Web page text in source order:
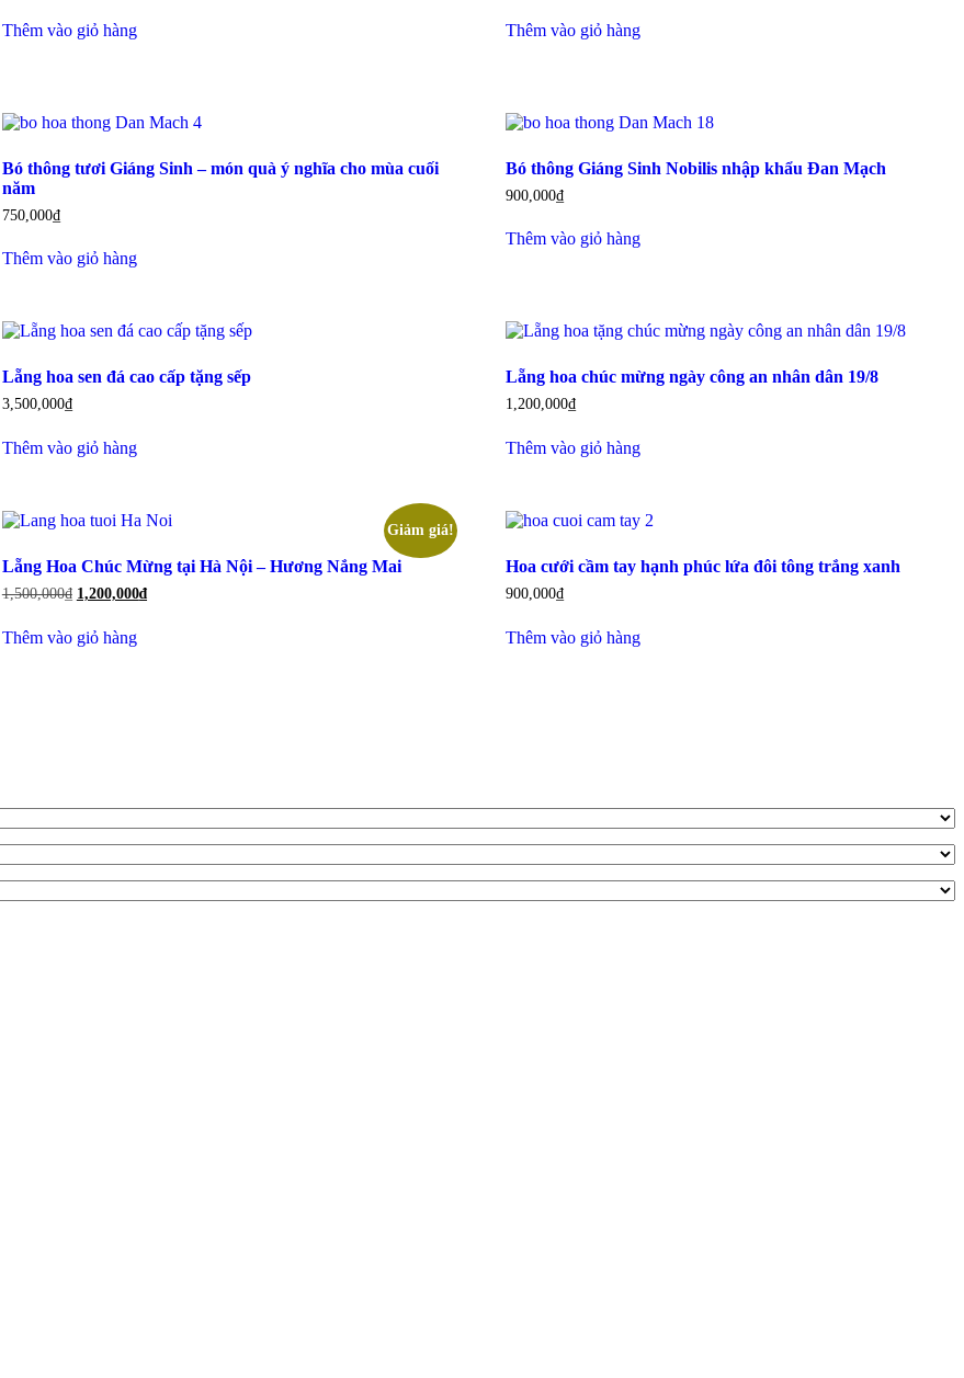
Thêm vào giỏ hàng Thêm vào giỏ hàng
Bó thông tươi Giáng Sinh – món quà ý nghĩa cho mùa cuối
năm
750,000₫
Thêm vào giỏ hàng
Bó thông Giáng Sinh Nobilis nhập khẩu Đan Mạch
900,000₫
Thêm vào giỏ hàng
Lẵng hoa sen đá cao cấp tặng sếp
3,500,000₫
Thêm vào giỏ hàng
Lẵng hoa chúc mừng ngày công an nhân dân 19/8
1,200,000₫
Thêm vào giỏ hàng
Giảm giá!
Lẵng Hoa Chúc Mừng tại Hà Nội – Hương Nắng Mai
1,500,000₫ Giá
1,500,000₫.
1,200,000₫Giá
Thêm vào giỏ hàng
Hoa cưới cầm tay hạnh phúc lứa đôi tông trắng xanh
900,000₫
Thêm vào giỏ hàng